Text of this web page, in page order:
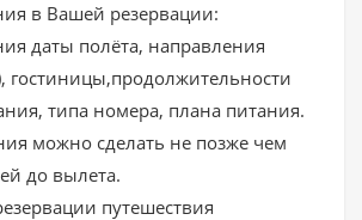
в Вашей резервации:
даты полёта, направления
гостиницы,продолжительности
типа номера, плана питания.
можно сделать не позже чем
до вылета.
путешествия